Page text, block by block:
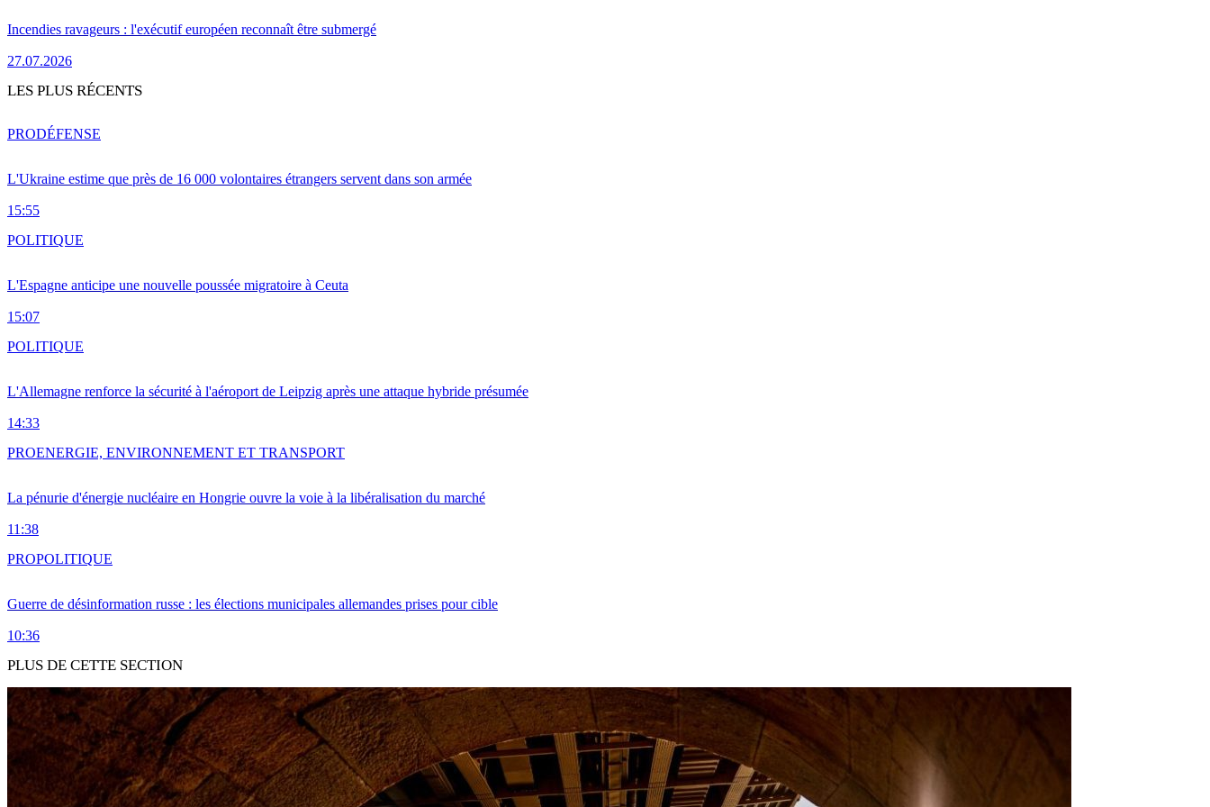
Incendies ravageurs : l'exécutif européen reconnaît être submergé
27.07.2026
LES PLUS RÉCENTS
L'Ukraine estime que près de 16 000 volontaires étrangers servent dans son armée
15:55
PRODÉFENSE
L'Espagne anticipe une nouvelle poussée migratoire à Ceuta
15:07
POLITIQUE
L'Allemagne renforce la sécurité à l'aéroport de Leipzig après une attaque hybride présumée
14:33
POLITIQUE
La pénurie d'énergie nucléaire en Hongrie ouvre la voie à la libéralisation du marché
11:38
PROENERGIE, ENVIRONNEMENT ET TRANSPORT
Guerre de désinformation russe : les élections municipales allemandes prises pour cible
10:36
PROPOLITIQUE
PLUS DE CETTE SECTION